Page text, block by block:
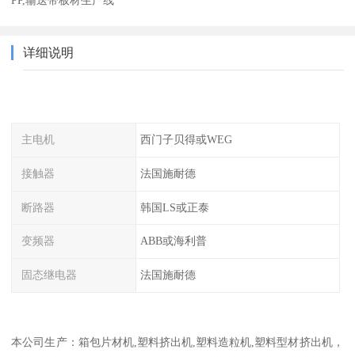
详细说明
主电机 西门子贝得或WEG
接触器 法国施耐德
断路器 韩国LS或正泰
变频器 ABB或海利普
固态继电器 法国施耐德
本公司生产：箱包片材机,塑料挤出机,塑料造粒机,塑料型材挤出机，